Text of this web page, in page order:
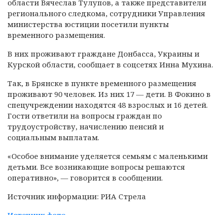
области Вячеслав Тулупов, а также представители
регионального следкома, сотрудники Управления
министерства юстиции посетили пункты
временного размещения.
В них проживают граждане Донбасса, Украины и
Курской области, сообщает в соцсетях Инна Мухина.
Так, в Брянске в пункте временного размещения
проживают 90 человек. Из них 17 — дети. В Фокино в
спецучреждении находятся 48 взрослых и 16 детей.
Гости ответили на вопросы граждан по
трудоустройству, начислению пенсий и
социальным выплатам.
«Особое внимание уделяется семьям с маленькими
детьми. Все возникающие вопросы решаются
оперативно», — говорится в сообщении.
Источник информации: РИА Стрела